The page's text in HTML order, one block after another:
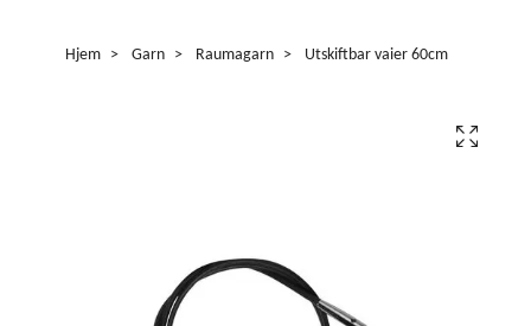
Hjem Garn Raumagarn Utskiftbar vaier 60cm